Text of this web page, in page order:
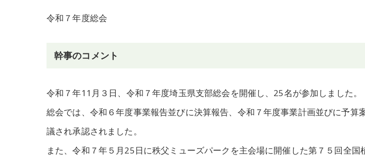
令和７年度総会
幹事のコメント
令和７年11月３日、令和７年度埼玉県支部総会を開催し、25名が参加しました。
総会では、令和６年度事業報告並びに決算報告、令和７年度事業計画並びに予算
議され承認されました。
また、令和７年５月25日に秩父ミューズパークを主会場に開催した第７５回全国